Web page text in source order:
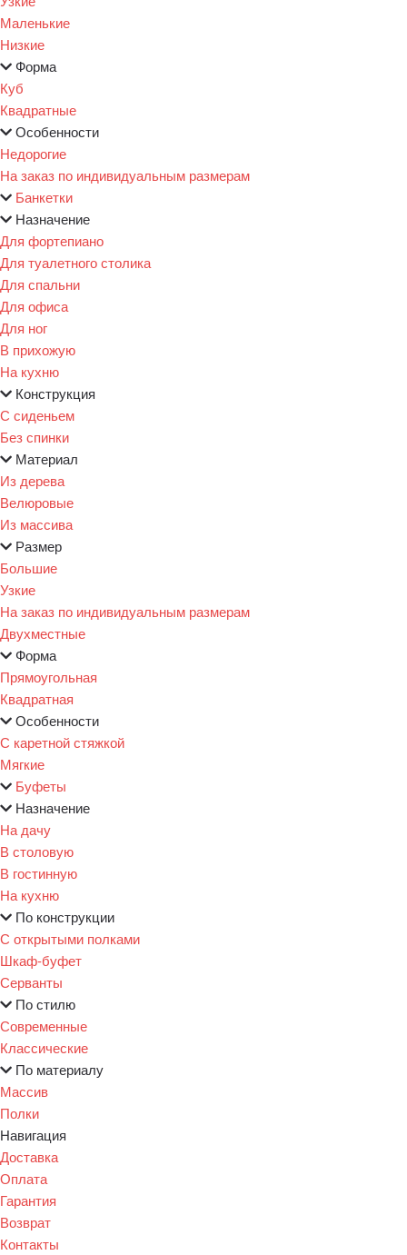
Маленькие
Низкие
Форма
Куб
Квадратные
Особенности
Недорогие
На заказ по индивидуальным размерам
Банкетки
Назначение
Для фортепиано
Для туалетного столика
Для спальни
Для офиса
Для ног
В прихожую
На кухню
Конструкция
С сиденьем
Без спинки
Материал
Из дерева
Велюровые
Из массива
Размер
Большие
Узкие
На заказ по индивидуальным размерам
Двухместные
Форма
Прямоугольная
Квадратная
Особенности
С каретной стяжкой
Мягкие
Буфеты
Назначение
На дачу
В столовую
В гостинную
На кухню
По конструкции
С открытыми полками
Шкаф-буфет
Серванты
По стилю
Современные
Классические
По материалу
Массив
Полки
Навигация
Доставка
Оплата
Гарантия
Возврат
Контакты